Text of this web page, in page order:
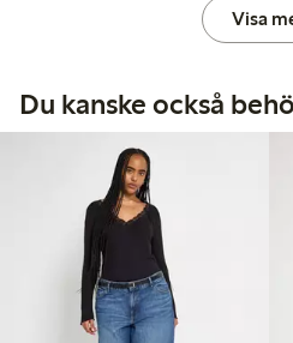
Visa
Du kanske också